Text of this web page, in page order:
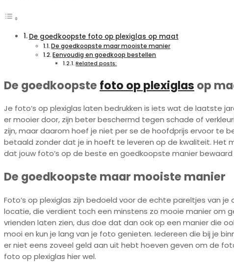
De goedkoopste foto op plexiglas op maat
De goedkoopste maar mooiste manier
Eenvoudig en goedkoop bestellen
Related posts:
De goedkoopste foto op plexiglas op
Je foto’s op plexiglas laten bedrukken is iets wat de laatste
er mooier door, zijn beter beschermd tegen schade of
zijn, maar daarom hoef je niet per se de hoofdprijs ervoor te
betaald zonder dat je in hoeft te leveren op de kwaliteit. Het
dat jouw foto’s op de beste en goedkoopste manier bewaard
De goedkoopste maar mooiste manier
Foto’s op plexiglas zijn bedoeld voor de echte pareltjes van
locatie, die verdient toch een minstens zo mooie manier om
vrienden laten zien, dus doe dat dan ook op een manier die
mooi en kun je lang van je foto genieten. Iedereen die bij je
er niet eens zoveel geld aan uit hebt hoeven geven om de
foto op plexiglas hier wel.